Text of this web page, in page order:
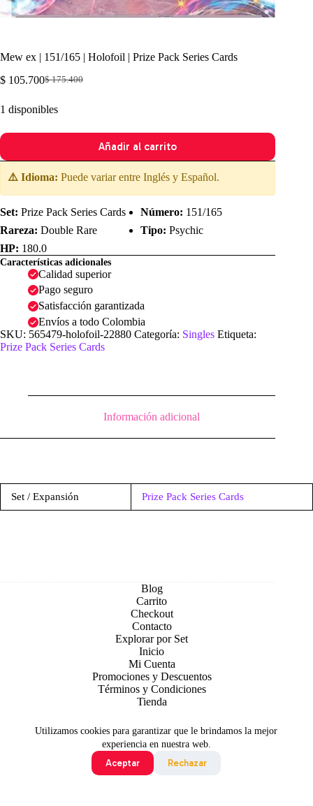
Utilizamos cookies para garantizar que le brindamos la mejor
experiencia en nuestra web.
Aceptar
Rechazar
Mew ex | 151/165 | Holofoil | Prize Pack Series Cards
$175.400
El
original
$ 175.400.
$ 105.700El
actual
$ 105.700.
1 disponibles
Añadir al carrito
⚠️ Idioma: Puede variar entre Inglés y Español.
Set: Prize Pack Series Cards Número: 151/165
Rareza: Double Rare Tipo: Psychic
HP: 180.0
Características adicionales
Calidad superior
Pago seguro
Satisfacción garantizada
Envíos a todo Colombia
SKU: 565479-holofoil-22880 Categoría: Singles Etiqueta:
Prize Pack Series Cards
Información adicional
Set / Expansión Prize Pack Series Cards
Blog
Carrito
Checkout
Contacto
Explorar por Set
Inicio
Mi Cuenta
Promociones y Descuentos
Términos y Condiciones
Tienda
Todo contenido original es sujeto de Copyright © 2026 TCG